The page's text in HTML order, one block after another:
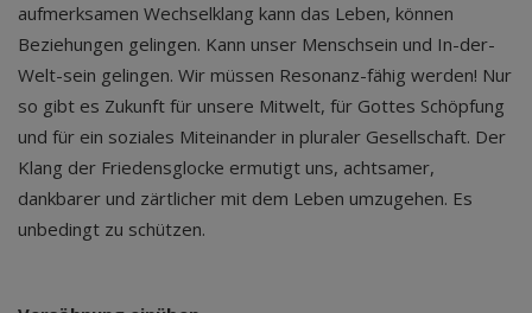
aufmerksamen Wechselklang kann das Leben, können
Beziehungen gelingen. Kann unser Menschsein und In-der-
Welt-sein gelingen. Wir müssen Resonanz-fähig werden! Nur
so gibt es Zukunft für unsere Mitwelt, für Gottes Schöpfung
und für ein soziales Miteinander in pluraler Gesellschaft. Der
Klang der Friedensglocke ermutigt uns, achtsamer,
dankbarer und zärtlicher mit dem Leben umzugehen. Es
unbedingt zu schützen.